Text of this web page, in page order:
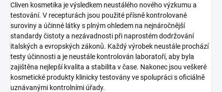
Cliven kosmetika je výsledkem neustálého nového výzkumu a
testování. V recepturách jsou použité přísně kontrolované
suroviny a účinné látky s plným ohledem na nejnáročnější
standardy čistoty a nezávadnosti při naprostém dodržování
italských a evropských zákonů. Každý výrobek neustále prochází
testy účinnosti a je neustále kontrolován laboratoří, aby byla
zajištěna nejlepší kvalita a stabilita v čase. Nakonec jsou veškeré
kosmetické produkty klinicky testovány ve spolupráci s oficiálně
uznávanými kontrolními úřady.